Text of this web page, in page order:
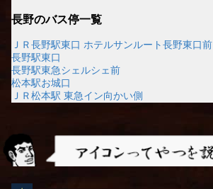
長野のバス停一覧
ＪＲ長野駅東口 ホテルサンルート長野東口前
長野駅東口
長野駅東急シェルシェ前
松本駅お城口
ＪＲ松本駅 東急イン向かい側